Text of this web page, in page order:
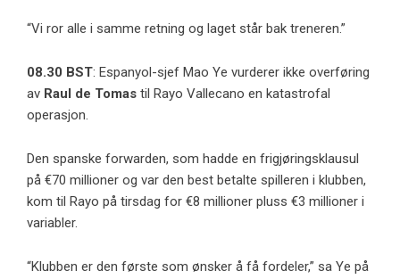
“Vi ror alle i samme retning og laget står bak treneren.”
08.30 BST: Espanyol-sjef Mao Ye vurderer ikke overføring
av Raul de Tomas til Rayo Vallecano en katastrofal
operasjon.
Den spanske forwarden, som hadde en frigjøringsklausul
på €70 millioner og var den best betalte spilleren i klubben,
kom til Rayo på tirsdag for €8 millioner pluss €3 millioner i
variabler.
“Klubben er den første som ønsker å få fordeler,” sa Ye på